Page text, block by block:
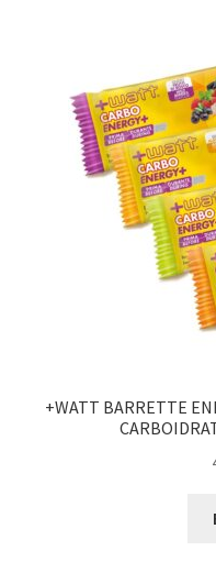
+WATT BARRETTE